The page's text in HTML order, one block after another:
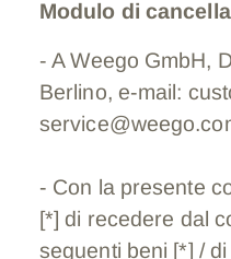
Modulo di
- AWeego GmbH,
Berlino, e-mail:
- Con la presente
[*] di recedere dal
seguenti beni [*] /